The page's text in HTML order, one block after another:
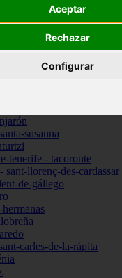
Aceptar
Rechazar
Configurar
baztán
susanna
tenerife - tacoronte
sant-llorenç-des-cardassar
de-gállego
carles-de-la-ràpita